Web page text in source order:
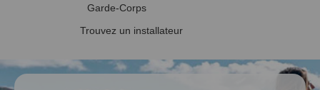
Garde-Corps
Trouvez un installateur